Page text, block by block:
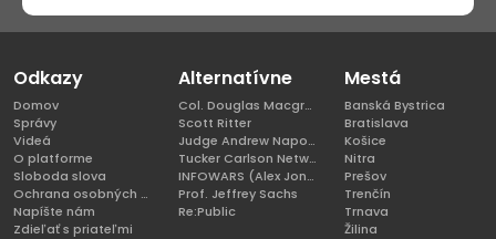
Odkazy
Domov
Správy
Videá
O platforme
Sloboda slova
Ochrana osobných údajov
Napíšte nám
Zdieľať s priateľmi
Alternatívne
Col. Douglas Macgregor, Ph.D
Scott Ritter
Judge Andrew Napolitano
Tucker Carlson Network
INFOWARS (Alex Jones)
Prof. Jeffrey Sachs
Re:Public
Mestá
Banská Bystrica
Bratislava
Košice
Nitra
Prešov
Trenčín
Trnava
Žilina